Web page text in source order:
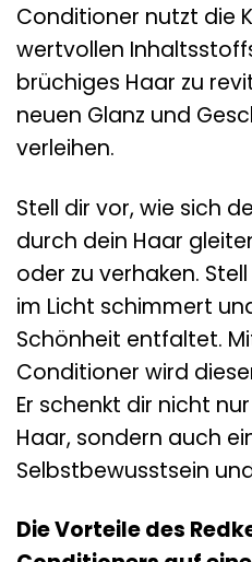
Conditioner nutzt die
wertvollen
brüchiges Haar zu
neuen Glanz und
verleihen.
Stell dir vor, wie sich
durch dein Haar
oder zu verhaken.
im Licht schimmert
Schönheit entfaltet.
Conditioner wird
Er schenkt dir nicht
Haar, sondern auch
Selbstbewusstsein
Die Vorteile des